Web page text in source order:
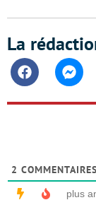
La
Facebook
2 COMMENTAIRES
plus